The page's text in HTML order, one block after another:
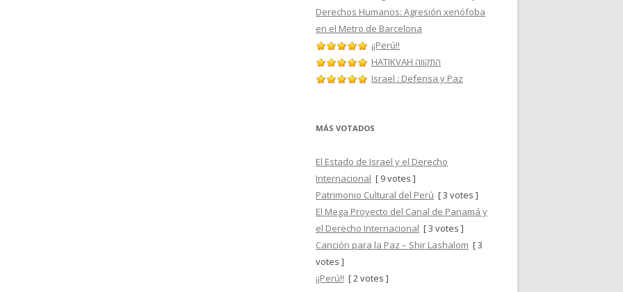
Derechos Humanos: Agresión xenófoba
en el Metro de Barcelona
¡¡Perú!!
HATIKVAH התקווה
Israel : Defensa y Paz
MÁS VOTADOS
El Estado de Israel y el Derecho
Internacional [ 9 votes ]
Patrimonio Cultural del Perú [ 3 votes ]
El Mega Proyecto del Canal de Panamá y
el Derecho Internacional [ 3 votes ]
Canción para la Paz – Shir Lashalom [ 3
votes ]
¡¡Perú!! [ 2 votes ]